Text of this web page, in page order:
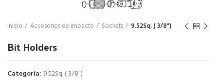
Inicio Accesorios de impacto Sockets 9.52Sq. ( 3/8")
Bit Holders
Categoría: 9.52Sq. ( 3/8")